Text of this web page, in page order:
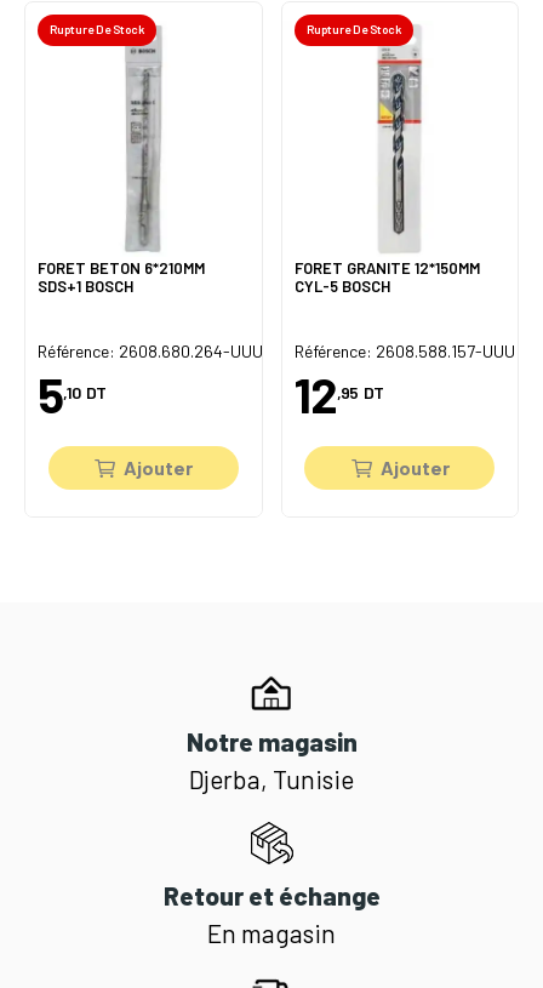
Rupture De Stock
FORET BETON 6*210MM
SDS+1 BOSCH
Référence: 2608.680.264-UUU
5,10 DT
Ajouter
Rupture De Stock
FORET GRANITE 12*150MM
CYL-5 BOSCH
Référence: 2608.588.157-UUU
12,95 DT
Ajouter
Notre magasin
Djerba, Tunisie
Retour et échange
En magasin